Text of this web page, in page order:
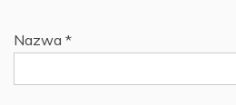
Nazwa *